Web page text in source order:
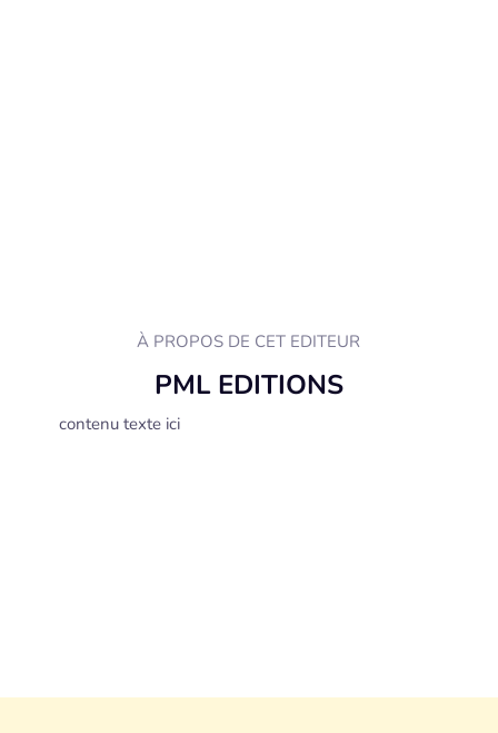
À PROPOS DE CET EDITEUR
PML EDITIONS
contenu texte ici